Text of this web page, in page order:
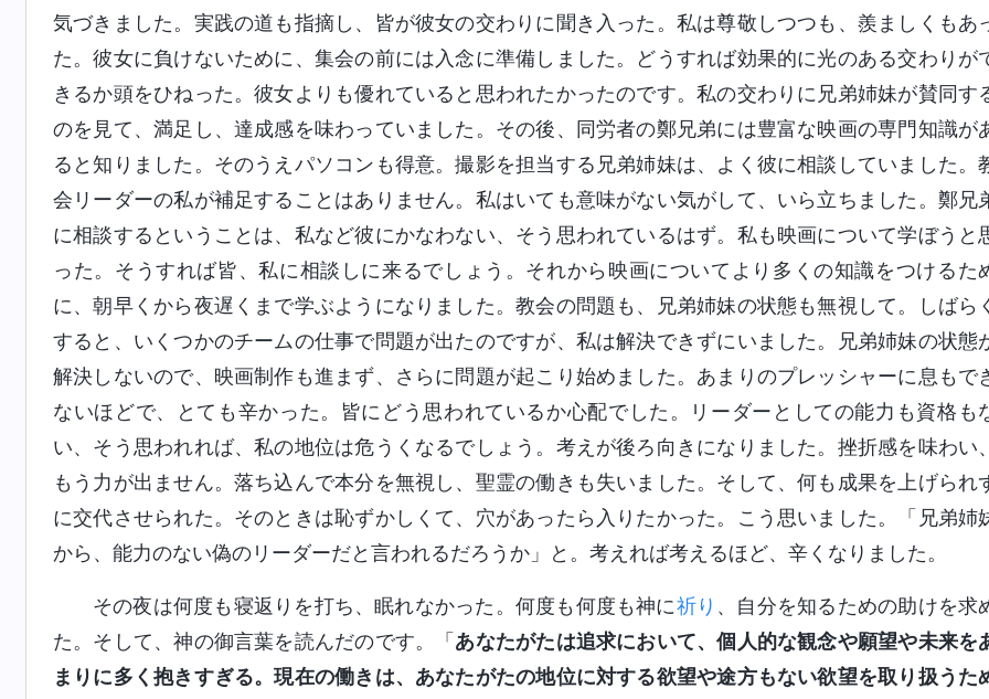
気づきました。実践の道も指摘し、皆が彼女の交わりに聞き入った。私は尊敬しつつも、羨ましくもあ
た。彼女に負けないために、集会の前には入念に準備しました。どうすれば効果的に光のある交わりが
きるか頭をひねった。彼女よりも優れていると思われたかったのです。私の交わりに兄弟姉妹が賛同す
のを見て、満足し、達成感を味わっていました。その後、同労者の鄭兄弟には豊富な映画の専門知識が
ると知りました。そのうえパソコンも得意。撮影を担当する兄弟姉妹は、よく彼に相談していました。
会リーダーの私が補足することはありません。私はいても意味がない気がして、いら立ちました。鄭兄
に相談するということは、私など彼にかなわない、そう思われているはず。私も映画について学ぼうと
った。そうすれば皆、私に相談しに来るでしょう。それから映画についてより多くの知識をつけるた
に、朝早くから夜遅くまで学ぶようになりました。教会の問題も、兄弟姉妹の状態も無視して。しばら
すると、いくつかのチームの仕事で問題が出たのですが、私は解決できずにいました。兄弟姉妹の状態
解決しないので、映画制作も進まず、さらに問題が起こり始めました。あまりのプレッシャーに息もで
ないほどで、とても辛かった。皆にどう思われているか心配でした。リーダーとしての能力も資格も
い、そう思われれば、私の地位は危うくなるでしょう。考えが後ろ向きになりました。挫折感を味わい、
もう力が出ません。落ち込んで本分を無視し、聖霊の働きも失いました。そして、何も成果を上げられ
に交代させられた。そのときは恥ずかしくて、穴があったら入りたかった。こう思いました。「兄弟姉
から、能力のない偽のリーダーだと言われるだろうか」と。考えれば考えるほど、辛くなりました。
その夜は何度も寝返りを打ち、眠れなかった。何度も何度も神に祈り 、自分を知るための助けを求
た。そして、神の御言葉を読んだのです。「 あなたがたは追求において、個人的な観念や願望や未来を
まりに多く抱きすぎる。現在の働きは、あなたがたの地位に対する欲望や途方もない欲望を取り扱うた